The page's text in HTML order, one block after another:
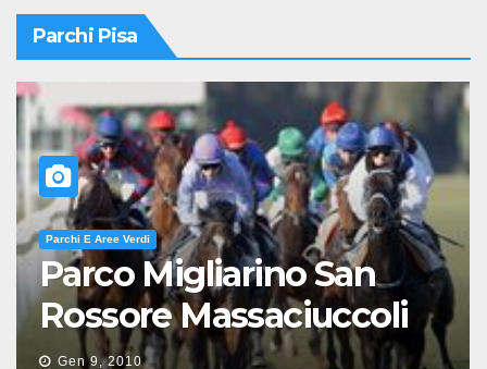
Parchi Pisa
Parchi E Aree Verdi
Parco Migliarino San
Rossore Massaciuccoli
Gen 9, 2010